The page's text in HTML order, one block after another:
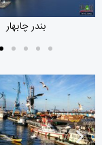
بندر چابهار
مرز